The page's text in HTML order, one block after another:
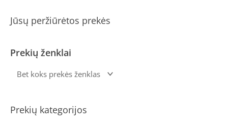
Jūsų peržiūrėtos prekės
Prekių ženklai
Prekių kategorijos